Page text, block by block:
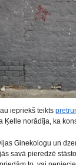
iepriekš teikts
Ķelle norādīja, ka
Ginekologu un
savā pieredzē